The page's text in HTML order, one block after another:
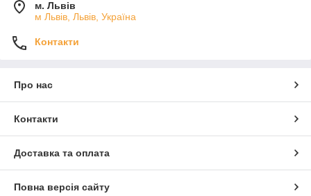
м. Львів
м Львів, Львів, Україна
Контакти
Про нас
Контакти
Доставка та оплата
Повна версія сайту